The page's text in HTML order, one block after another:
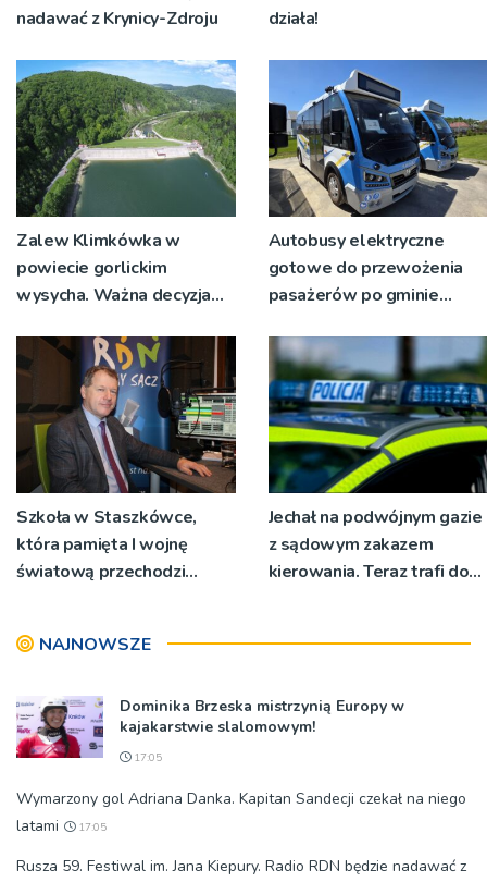
nadawać z Krynicy-Zdroju
działa!
Zalew Klimkówka w
powiecie gorlickim
wysycha. Ważna decyzja
Autobusy elektryczne
gotowe do przewożenia
pasażerów po gminie
Szkoła w Staszkówce,
która pamięta I wojnę
światową przechodzi
Jechał na podwójnym gazie
z sądowym zakazem
kierowania. Teraz trafi do
NAJNOWSZE
Dominika Brzeska mistrzynią Europy w
kajakarstwie slalomowym!
17:05
Wymarzony gol Adriana Danka. Kapitan Sandecji czekał na niego
latami
17:05
Rusza 59. Festiwal im. Jana Kiepury. Radio RDN będzie nadawać z